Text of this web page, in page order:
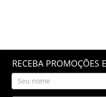
RECEBA PROMOÇÕES